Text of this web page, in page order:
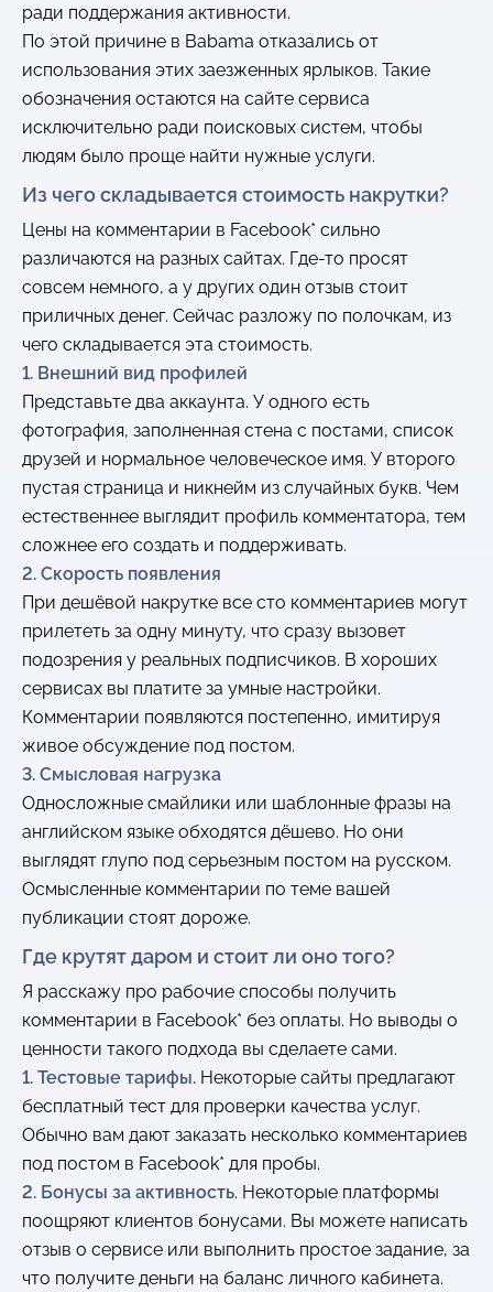
ради поддержания активности.
По этой причине в Babama отказались от
использования этих заезженных ярлыков. Такие
обозначения остаются на сайте сервиса
исключительно ради поисковых систем, чтобы
людям было проще найти нужные услуги.
Из чего складывается стоимость накрутки?
Цены на комментарии в Facebook* сильно
различаются на разных сайтах. Где-то просят
совсем немного, а у других один отзыв стоит
приличных денег. Сейчас разложу по полочкам, из
чего складывается эта стоимость.
1. Внешний вид профилей
Представьте два аккаунта. У одного есть
фотография, заполненная стена с постами, список
друзей и нормальное человеческое имя. У второго
пустая страница и никнейм из случайных букв. Чем
естественнее выглядит профиль комментатора, тем
сложнее его создать и поддерживать.
2. Скорость появления
При дешёвой накрутке все сто комментариев могут
прилететь за одну минуту, что сразу вызовет
подозрения у реальных подписчиков. В хороших
сервисах вы платите за умные настройки.
Комментарии появляются постепенно, имитируя
живое обсуждение под постом.
3. Смысловая нагрузка
Односложные смайлики или шаблонные фразы на
английском языке обходятся дёшево. Но они
выглядят глупо под серьезным постом на русском.
Осмысленные комментарии по теме вашей
публикации стоят дороже.
Где крутят даром и стоит ли оно того?
Я расскажу про рабочие способы получить
комментарии в Facebook* без оплаты. Но выводы о
ценности такого подхода вы сделаете сами.
1. Тестовые тарифы. Некоторые сайты предлагают
бесплатный тест для проверки качества услуг.
Обычно вам дают заказать несколько комментариев
под постом в Facebook* для пробы.
2. Бонусы за активность. Некоторые платформы
поощряют клиентов бонусами. Вы можете написать
отзыв о сервисе или выполнить простое задание, за
что получите деньги на баланс личного кабинета.